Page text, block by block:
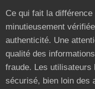
Ce qui fait la
minutieusement
authenticité. Une
qualité des
fraude. Les utilisateurs
sécurisé, bien loin des